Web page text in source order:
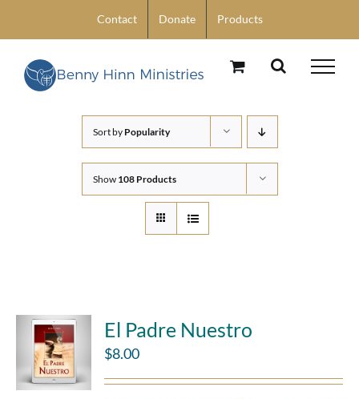
content
Contact Donate Products
Sort by Popularity
Show 108 Products
El Padre Nuestro
$8.00